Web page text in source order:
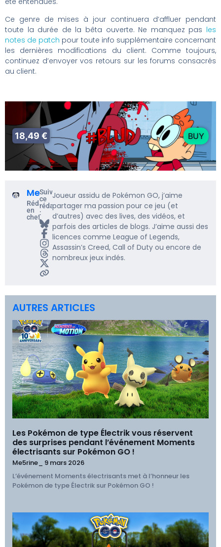
Ce genre de mises à jour continuera d’affluer pendant
toute la durée de la bêta ouverte. Ne manquez pas les
notes de patch pour toute info supplémentaire concernant
les dernières modifications du client. Comme toujours,
continuez d’envoyer vos retours sur les forums consacrés
au client.
18,49 € BUY
Me5rine_
Rédacteur
en
chef
Suivre
ce
rédacteur
:
Joueur assidu de Pokémon GO, j’aime
partager ma passion pour ce jeu (et
d’autres) avec des lives, des vidéos, et
parfois des articles de blogs. J’aime aussi des
licences comme League of Legends,
Assassin’s Creed, Call of Duty ou encore de
nombreux jeux indés.
AUTRES ARTICLES
Les Pokémon de type Électrik vous réservent
des surprises pendant l’événement Moments
électrisants sur Pokémon GO !
Me5rine_ 9 mars 2026
L’événement Moments électrisants met à l’honneur les
Pokémon de type Électrik sur Pokémon GO !